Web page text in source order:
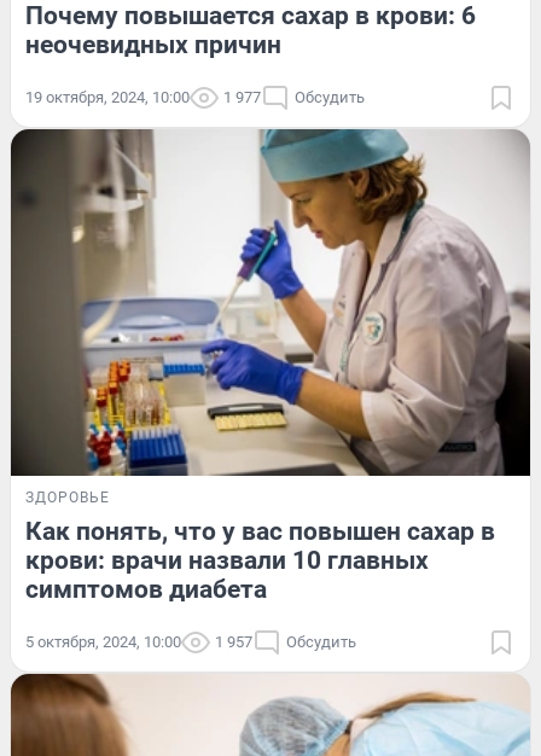
Почему повышается сахар в крови: 6
неочевидных причин
19 октября, 2024, 10:00 1 977 Обсудить
ЗДОРОВЬЕ
Как понять, что у вас повышен сахар в
крови: врачи назвали 10 главных
симптомов диабета
5 октября, 2024, 10:00 1 957 Обсудить